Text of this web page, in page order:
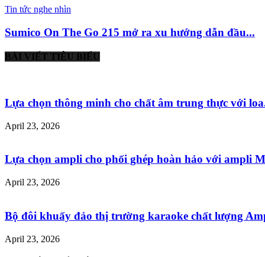
Tin tức nghe nhìn
Sumico On The Go 215 mở ra xu hướng dẫn đầu...
BÀI VIẾT TIÊU BIỂU
Lựa chọn thông minh cho chất âm trung thực với
April 23, 2026
Lựa chọn ampli cho phối ghép hoàn hảo với ampli
April 23, 2026
Bộ đôi khuấy đảo thị trường karaoke chất lượng
April 23, 2026